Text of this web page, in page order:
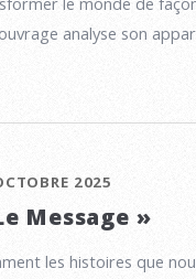
analyse son
2025
Message »
les histoires que